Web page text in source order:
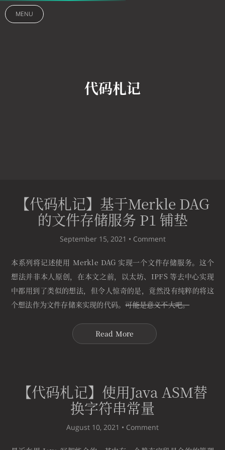
MENU
代码札记
【代码札记】基于Merkle DAG
的文件存储服务 P1 铺垫
September 15, 2021 • Comment
本系列将记述使用 Merkle DAG 实现一个文件存储服务。这个
想法并非本人原创，在本文之前，以太坊、IPFS 等去中心实现
中都用到了类似的想法，但令人惊奇的是，竟然没有纯粹的将这
个想法作为文件存储来实现的代码。可能是意义不大吧。
Read More
【代码札记】使用Java ASM替
换字符串常量
August 10, 2021 • Comment